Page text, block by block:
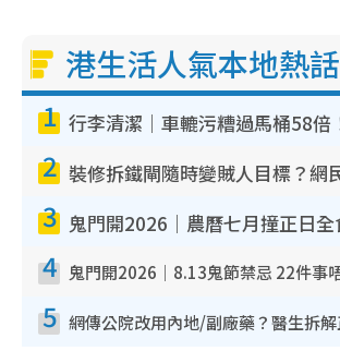
港生活人氣本地熱話
1
2
3
4
5